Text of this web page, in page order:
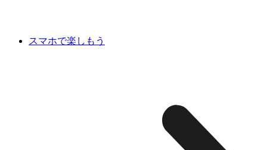
スマホで楽しもう